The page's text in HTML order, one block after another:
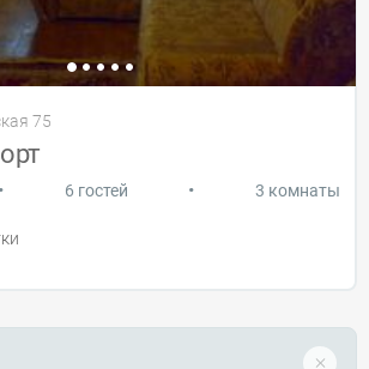
75
• 6 гостей • 3 комнаты